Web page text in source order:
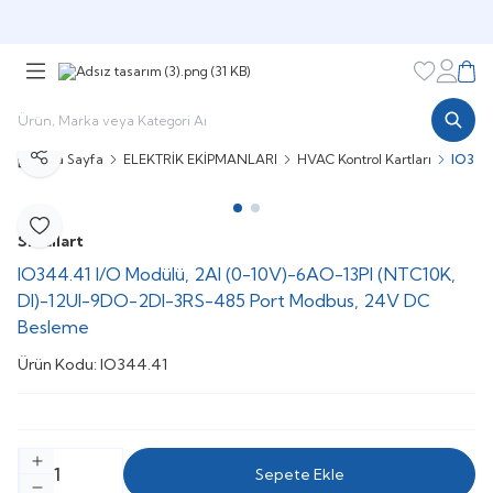
Favorilerim
Ana Sayfa ELEKTRİK EKİPMANLARI HVAC Kontrol Kartları
Favoriye Ekle
Paylaş
Smallart
IO344.41 I/O Modülü, 2AI (0-10V)-6AO-13PI (NTC10K,
DI)-12UI-9DO-2DI-3RS-485 Port Modbus, 24V DC
Besleme
Ürün Kodu: IO344.41
Sepete Ekle